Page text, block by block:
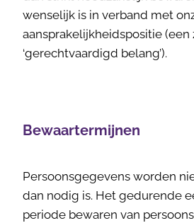
wenselijk is in verband met
aansprakelijkheidspositie (een
‘gerechtvaardigd belang’).
Bewaartermijnen
Persoonsgegevens worden
dan nodig is. Het gedurende
periode bewaren van